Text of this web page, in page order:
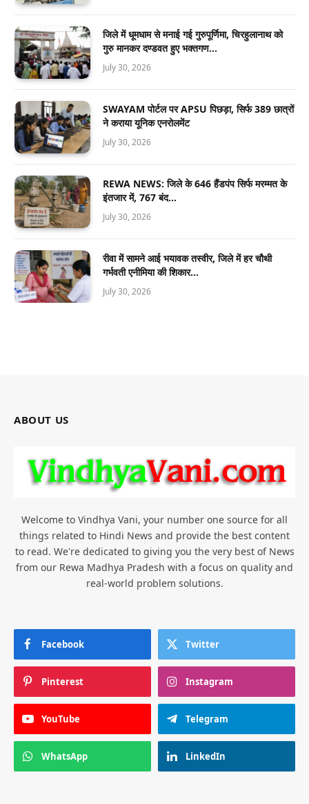
जिले में धूमधाम से मनाई गई गुरुपूर्णिमा, चिरहुलानाथ को
गुरु मानकर दण्डवत हुए भक्तगण…
July 30, 2026
SWAYAM पोर्टल पर APSU पिछड़ा, सिर्फ 389 छात्रों
ने कराया यूनिक एनरोलमेंट
July 30, 2026
REWA NEWS: जिले के 646 हैंडपंप सिर्फ मरम्मत के
इंतजार में, 767 बंद…
July 30, 2026
रीवा में सामने आई भयावक तस्वीर, जिले में हर चौथी
गर्भवती एनीमिया की शिकार…
July 30, 2026
ABOUT US
Welcome to Vindhya Vani, your number one source for all
things related to Hindi News and provide the best content
to read. We're dedicated to giving you the very best of News
from our Rewa Madhya Pradesh with a focus on quality and
real-world problem solutions.
Facebook Twitter
Pinterest Instagram
YouTube Telegram
WhatsApp LinkedIn